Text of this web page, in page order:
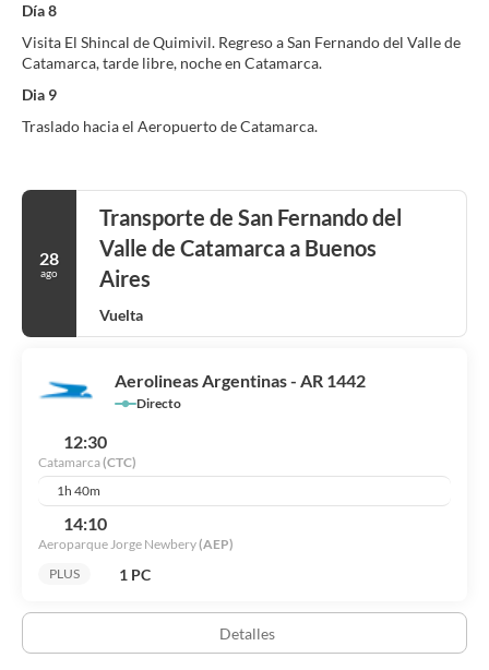
Día 8
Visita El Shincal de Quimivil. Regreso a San Fernando del Valle de
Catamarca, tarde libre, noche en Catamarca.
Dia 9
Traslado hacia el Aeropuerto de Catamarca.
28
ago
Transporte de San Fernando del
Valle de Catamarca a Buenos
Aires
Vuelta
Aerolineas Argentinas - AR 1442
Directo
12:30
Catamarca(CTC)
1h 40m
14:10
Aeroparque Jorge Newbery(AEP)
PLUS
1 PC
Detalles